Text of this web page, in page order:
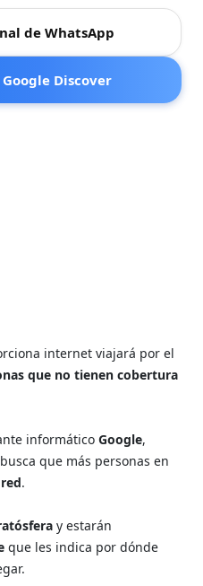
de WhatsApp
Discover
internet viajará por el
que no tienen cobertura
informático Google,
que más personas en
.
y estarán
que les indica por dónde